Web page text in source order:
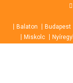
contentBalaton Budapest
Miskolc